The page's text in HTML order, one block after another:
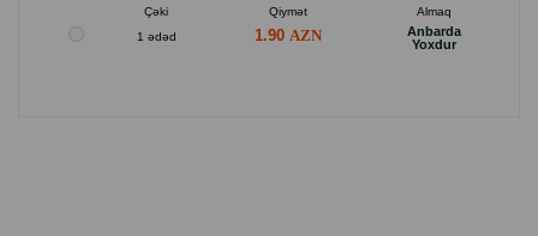
Çəki Qiymət
Almaq
1 ədəd
1.90
Anbarda
Yoxdur